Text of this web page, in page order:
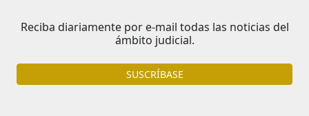
Reciba diariamente por e-mail todas las noticias del
ámbito judicial.
SUSCRÍBASE